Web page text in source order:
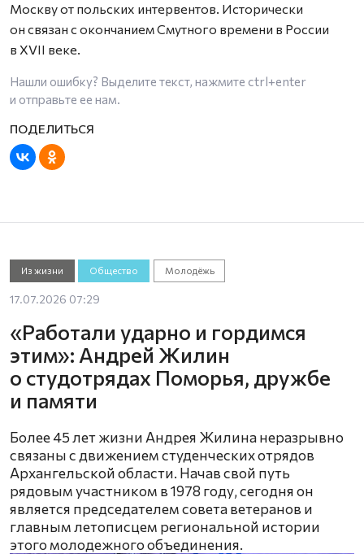
Москву от польских интервентов. Исторически
он связан с окончанием Смутного времени в России
в XVII веке.
Нашли ошибку? Выделите текст, нажмите ctrl+enter
и отправьте ее нам.
Из жизни Общество Молодёжь
17.07.2026 07:29
«Работали ударно и гордимся
этим»: Андрей Жилин
о студотрядах Поморья, дружбе
и памяти
Более 45 лет жизни Андрея Жилина неразрывно
связаны с движением студенческих отрядов
Архангельской области. Начав свой путь
рядовым участником в 1978 году, сегодня он
является председателем совета ветеранов и
главным летописцем региональной истории
этого молодежного объединения.